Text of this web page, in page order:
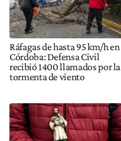
Ráfagas de hasta 95 km/h en
Córdoba: Defensa Civil
recibió 1400 llamados por la
tormenta de viento